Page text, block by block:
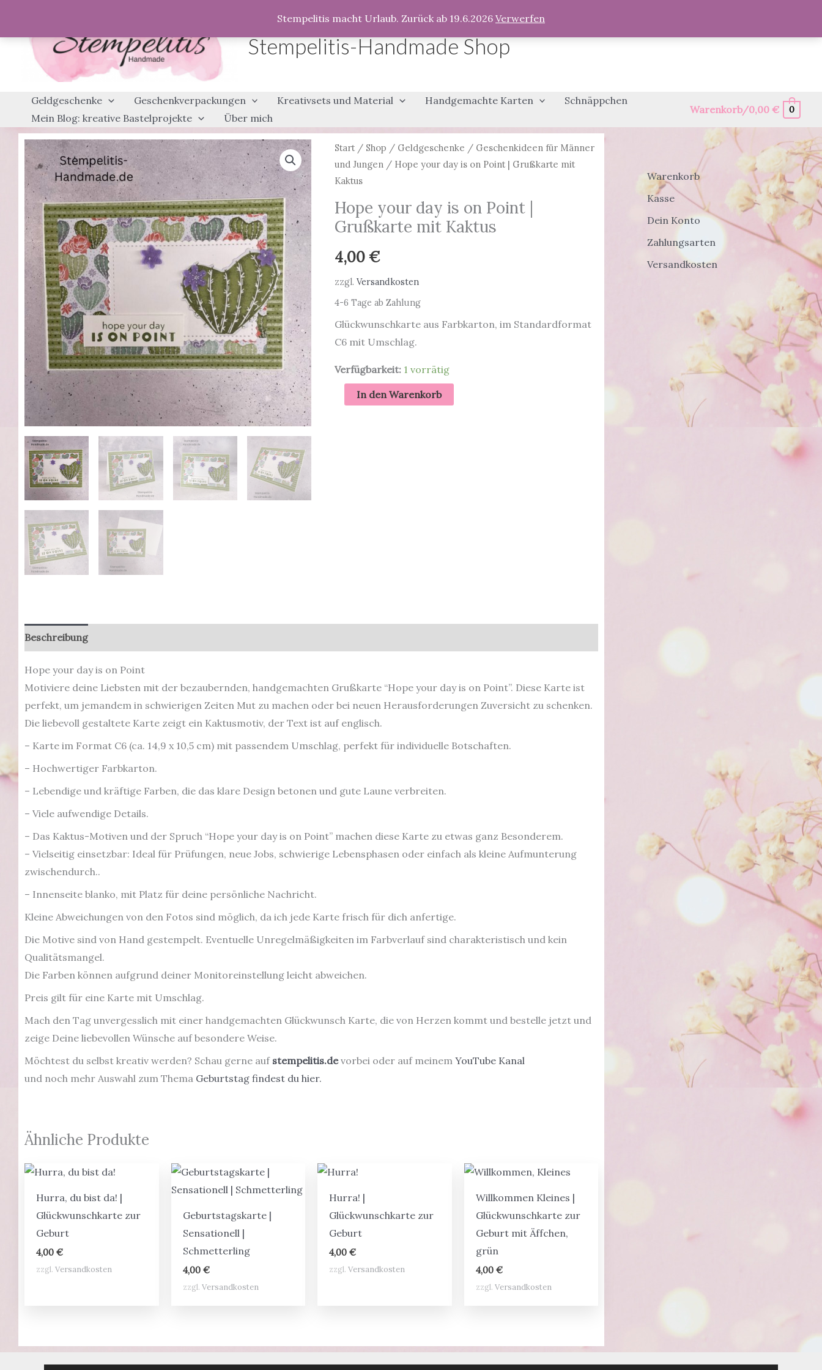
Stempelitis macht Urlaub. Zurück ab 19.6.2026 Verwerfen
springen
Stempelitis-Handmade Shop
Geldgeschenke Geschenkverpackungen Kreativsets und Material Handgemachte Karten
Schnäppchen
Mein Blog: kreative Bastelprojekte
Über mich
Warenkorb/0,00€ 0
Start/ Shop / Geldgeschenke / Geschenkideen für Männer
und Jungen/ Hope your day is on Point | Grußkarte mit
Kaktus
Hope your day is on Point |
Grußkarte mit Kaktus
4,00€
zzgl. Versandkosten
4-6 Tage ab Zahlung
Glückwunschkarte aus Farbkarton, im Standardformat
C6 mit Umschlag.
Verfügbarkeit: 1 vorrätig
Hope
your
In den Warenkorb
Beschreibung
Hope your day is on Point
Motiviere deine Liebsten mit der bezaubernden, handgemachten Grußkarte “Hope your day is on Point”. Diese Karte ist
perfekt, um jemandem in schwierigen Zeiten Mut zu machen oder bei neuen Herausforderungen Zuversicht zu schenken.
Die liebevoll gestaltete Karte zeigt ein Kaktusmotiv, der Text ist auf englisch.
– Karte im Format C6 (ca. 14,9 x 10,5 cm) mit passendem Umschlag, perfekt für individuelle Botschaften.
– Hochwertiger Farbkarton.
– Lebendige und kräftige Farben, die das klare Design betonen und gute Laune verbreiten.
– Viele aufwendige Details.
– Das Kaktus-Motiven und der Spruch “Hope your day is on Point” machen diese Karte zu etwas ganz Besonderem.
– Vielseitig einsetzbar: Ideal für Prüfungen, neue Jobs, schwierige Lebensphasen oder einfach als kleine Aufmunterung
zwischendurch..
– Innenseite blanko, mit Platz für deine persönliche Nachricht.
Kleine Abweichungen von den Fotos sind möglich, da ich jede Karte frisch für dich anfertige.
Die Motive sind von Hand gestempelt. Eventuelle Unregelmäßigkeiten im Farbverlauf sind charakteristisch und kein
Qualitätsmangel.
Die Farben können aufgrund deiner Monitoreinstellung leicht abweichen.
Preis gilt für eine Karte mit Umschlag.
Mach den Tag unvergesslich mit einer handgemachten Glückwunsch Karte, die von Herzen kommt und bestelle jetzt und
zeige Deine liebevollen Wünsche auf besondere Weise.
Möchtest du selbst kreativ werden? Schau gerne auf stempelitis.devorbei oder auf meinem YouTube Kanal
und noch mehr Auswahl zum Thema Geburtstag findest du hier.
Ähnliche Produkte
Hurra, du bist da! |
Glückwunschkarte zur
Geburt
4,00€
zzgl.Versandkosten
Geburtstagskarte |
Sensationell |
Schmetterling
4,00 €
zzgl. Versandkosten
Hurra! |
Glückwunschkarte zur
Geburt
4,00€
zzgl.Versandkosten
Willkommen Kleines |
Glückwunschkarte zur
Geburt mit Äffchen,
grün
4,00 €
zzgl. Versandkosten
Warenkorb
Kasse
Dein Konto
Zahlungsarten
Versandkosten